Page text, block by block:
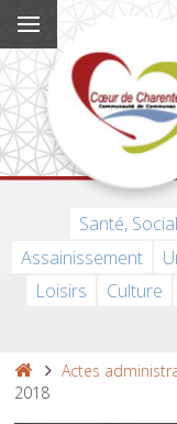
Santé, Social
Assainissement
Loisirs
Culture
Actes
2018